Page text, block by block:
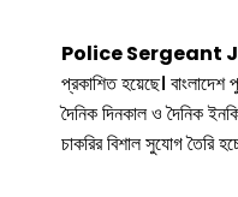
Police Sergeant Job
প্রকাশিত হয়েছে।
দৈনিক দিনকাল ও দৈনিক
চাকরির বিশাল সুযোগ তৈরি